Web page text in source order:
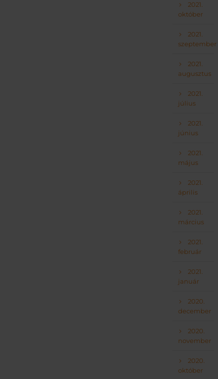
2021.
október
2021.
szeptember
2021.
augusztus
2021.
július
2021.
június
2021.
május
2021.
április
2021.
március
2021.
február
2021.
január
2020.
december
2020.
november
2020.
október